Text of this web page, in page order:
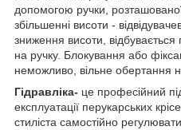
допомогою ручки,
збільшенні висоти -
зниження висоти,
на ручку. Блокування або
неможливо, вільне обертання
Гідравліка- це професійний
експлуатації перукарських
стиліста самостійно